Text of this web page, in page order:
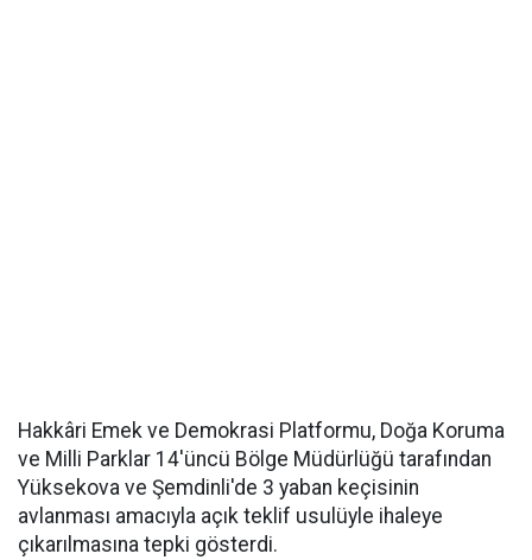
Hakkâri Emek ve Demokrasi Platformu, Doğa Koruma
ve Milli Parklar 14'üncü Bölge Müdürlüğü tarafından
Yüksekova ve Şemdinli'de 3 yaban keçisinin
avlanması amacıyla açık teklif usulüyle ihaleye
çıkarılmasına tepki gösterdi.